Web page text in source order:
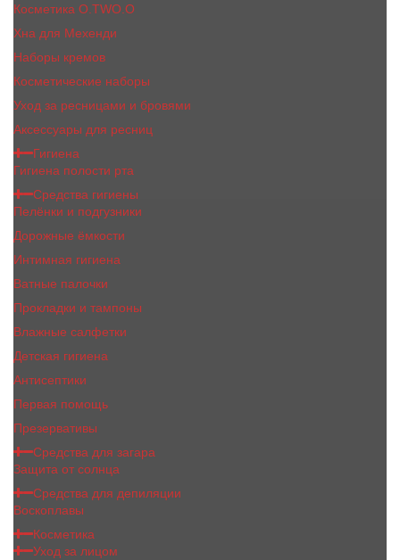
Косметика O.TWO.O
Хна для Мехенди
Наборы кремов
Косметические наборы
Уход за ресницами и бровями
Аксессуары для ресниц
Гигиена
Гигиена полости рта
Средства гигиены
Пелёнки и подгузники
Дорожные ёмкости
Интимная гигиена
Ватные палочки
Прокладки и тампоны
Влажные салфетки
Детская гигиена
Антисептики
Первая помощь
Презервативы
Средства для загара
Защита от солнца
Средства для депиляции
Воскоплавы
Косметика
Уход за лицом